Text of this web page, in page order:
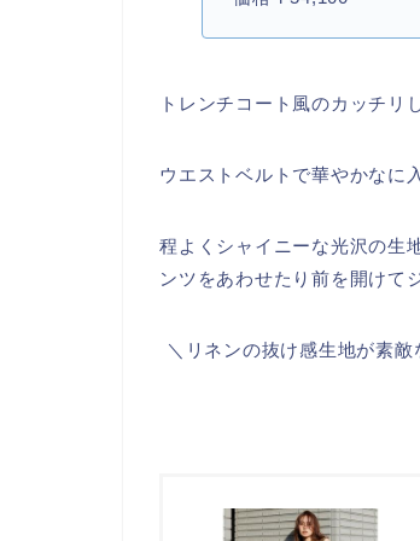
トレンチコート風のカッチリ
ウエストベルトで華やかなに
程よくシャイニーな光沢の生
ンツをあわせたり前を開けて
＼リネンの抜け感生地が素